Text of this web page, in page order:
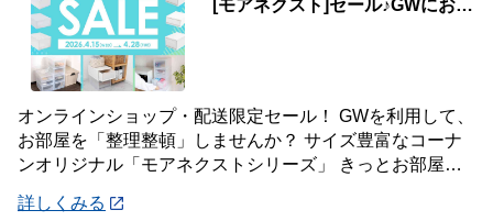
[モアネクスト]セール♪GWにお部
オンラインショップ・配送限定セール！ GWを利用して、
お部屋を「整理整頓」しませんか？ サイズ豊富なコーナ
ンオリジナル「モアネクストシリーズ」 きっとお部屋の
詳しくみる